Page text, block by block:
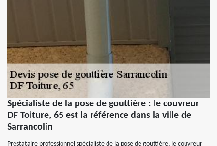
Spécialiste de la pose de gouttière : le couvreur
DF Toiture, 65 est la référence dans la ville de
Sarrancolin
Prestataire professionnel spécialiste de la pose de gouttière, le couvreur